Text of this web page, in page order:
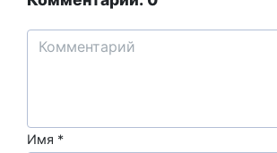
Имя *